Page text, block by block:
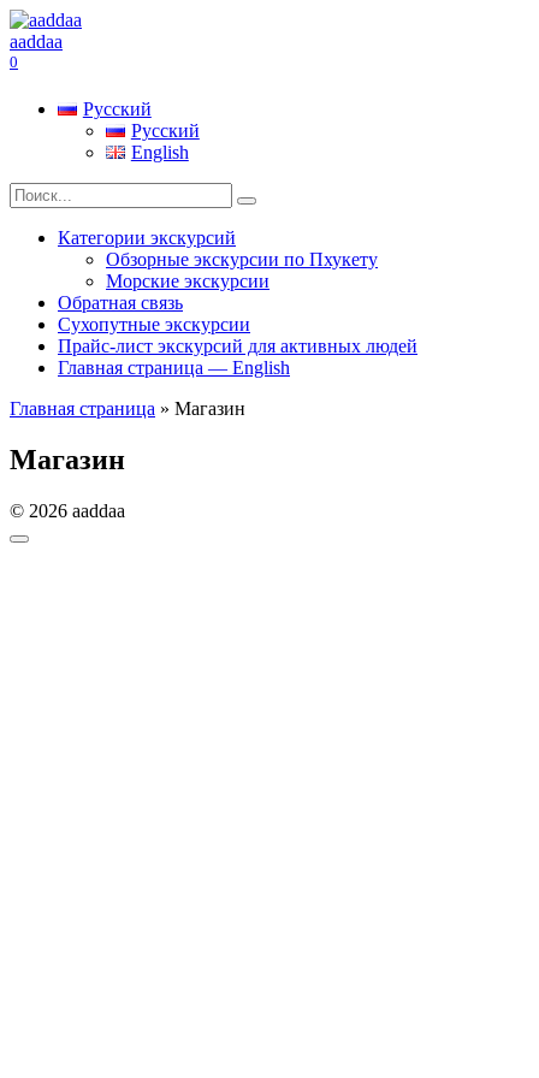
Перейти
к
содержанию
aaddaa
0
Русский
Русский
English
Search
for:
Категории экскурсий
Обзорные экскурсии по Пхукету
Морские экскурсии
Обратная связь
Сухопутные экскурсии
Прайс-лист экскурсий для активных людей
Главная страница — English
Главная страница » Магазин
Магазин
© 2026 aaddaa